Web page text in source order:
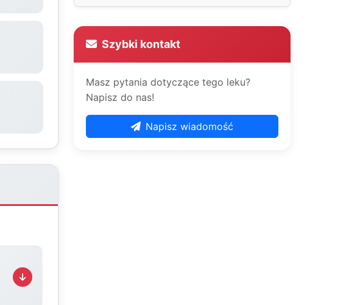
Szybki kontakt
Masz pytania dotyczące tego leku?
Napisz do nas!
Napisz wiadomość